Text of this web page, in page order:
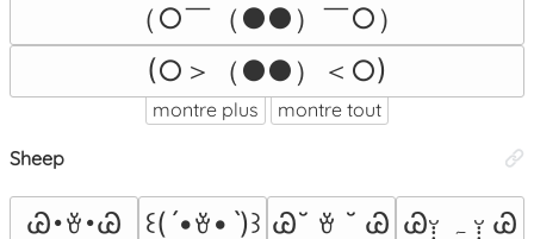
（○￣（●●）￣○）
(○＞（●●）＜○)
montre plus montre tout
Sheep
Ꮚ･ꈊ･Ꮚ ꒰(͏ˊ•ꈊ•ˋ)꒱ Ꮚ˘ ꈊ ˘ Ꮚ
Ꮚᵕ̣̣̣̣̣ ہ ᵕ̣̣̣̣̣̣ Ꮚ